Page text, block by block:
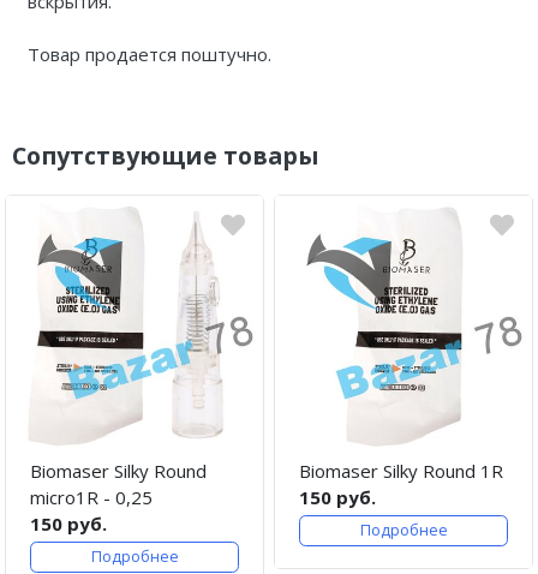
Товар продается поштучно.
Сопутствующие товары
Biomaser Silky Round
micro1R - 0,25
150 руб.
Подробнее
Biomaser Silky Round 1R
150 руб.
Подробнее